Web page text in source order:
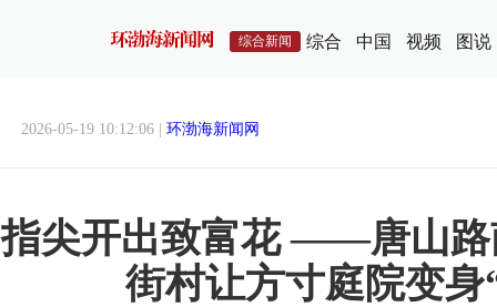
综合新闻 综合 中国 视频 图说
2026-05-19 10:12:06 | 环渤海新闻网
指尖开出致富花 ——唐山路
街村让方寸庭院变身